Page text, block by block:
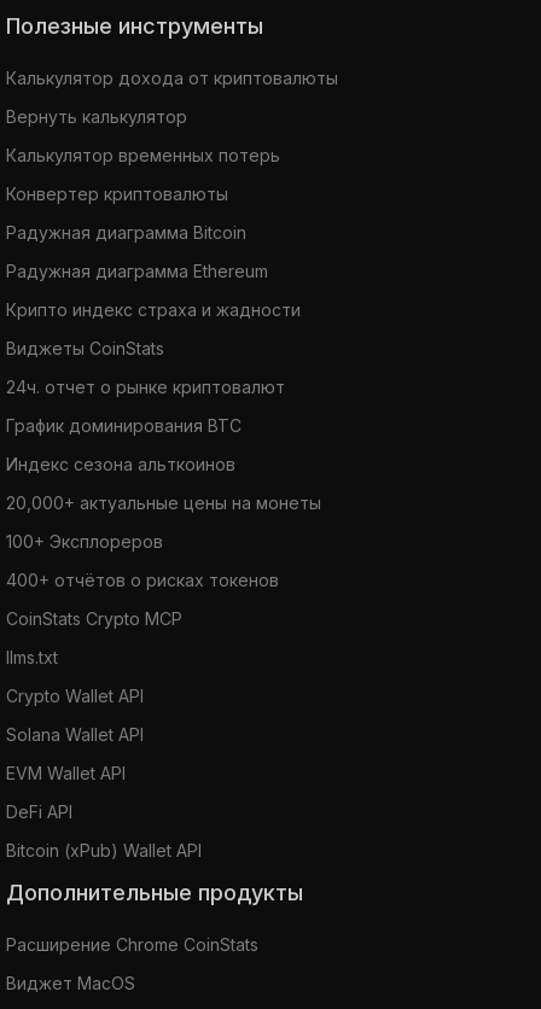
Полезные инструменты
Калькулятор дохода от криптовалюты
Вернуть калькулятор
Калькулятор временных потерь
Конвертер криптовалюты
Радужная диаграмма Bitcoin
Радужная диаграмма Ethereum
Крипто индекс страха и жадности
Виджеты CoinStats
24ч. отчет о рынке криптовалют
График доминирования BTC
Индекс сезона альткоинов
20,000+ актуальные цены на монеты
100+ Эксплореров
400+ отчётов о рисках токенов
CoinStats Crypto MCP
llms.txt
Crypto Wallet API
Solana Wallet API
EVM Wallet API
DeFi API
Bitcoin (xPub) Wallet API
Дополнительные продукты
Расширение Chrome CoinStats
Виджет MacOS